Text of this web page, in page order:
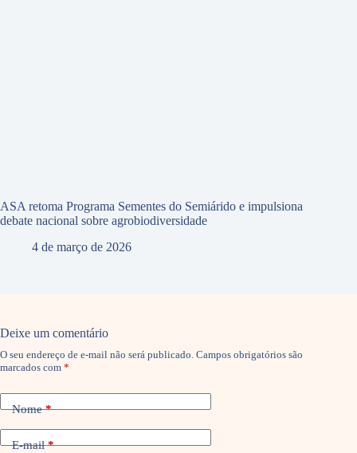
ASA retoma Programa Sementes do Semiárido e impulsiona
debate nacional sobre agrobiodiversidade
4 de março de 2026
Deixe um comentário
O seu endereço de e-mail não será publicado. Campos obrigatórios são
marcados com *
Nome*
E-mail*